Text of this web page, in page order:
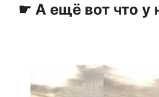
☛ А ещё вот что у